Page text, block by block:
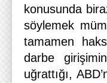
konusunda
söylemek
tamamen
darbe
uğrattığı,